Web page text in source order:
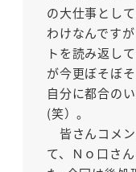
の大仕事とし
わけなんです
トを読み返し
が今更ぼそぼ
自分に都合の
(笑）。
皆さんコメ
て、Ｎｏ口さ